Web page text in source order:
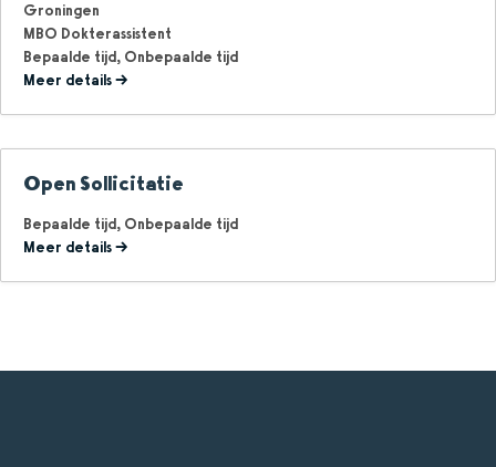
Groningen
MBO Dokterassistent
Bepaalde tijd Onbepaalde tijd
Meer details
Open Sollicitatie
Bepaalde tijd Onbepaalde tijd
Meer details